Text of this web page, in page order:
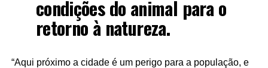
condições do animal para o
retorno à natureza.
“Aqui próximo a cidade é um perigo para a população, e